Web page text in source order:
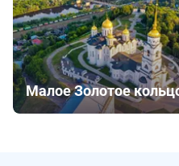
Малое Золотое